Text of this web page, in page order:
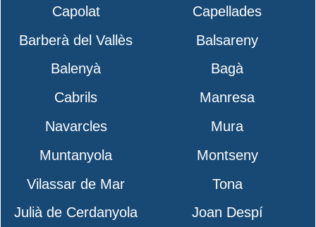
Capolat
Capellades
Barberà del Vallès
Balsareny
Balenyà
Bagà
Cabrils
Manresa
Navarcles
Mura
Muntanyola
Montseny
Vilassar de Mar
Tona
Julià de Cerdanyola
Joan Despí